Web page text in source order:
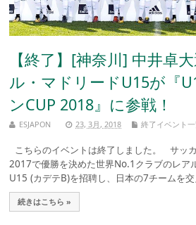
【終了】[神奈川] 中井卓
ル・マドリードU15が『
ンCUP 2018』に参戦！
ESJAPON 23, 3月, 2018 終了イベント
こちらのイベントは終了しました。 サッ
2017で優勝を決めた世界No.1クラブのレア
U15 (カデテB)を招聘し、日本の7チームを
続きはこちら »